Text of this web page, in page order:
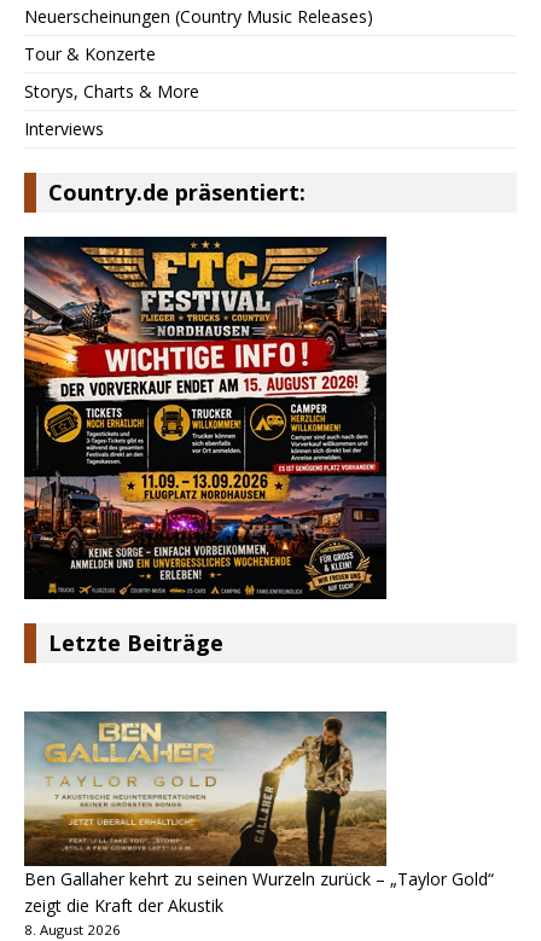
Neuerscheinungen (Country Music Releases)
Tour & Konzerte
Storys, Charts & More
Interviews
Country.de präsentiert:
Letzte Beiträge
Ben Gallaher kehrt zu seinen Wurzeln zurück – „Taylor Gold“
zeigt die Kraft der Akustik
8. August 2026